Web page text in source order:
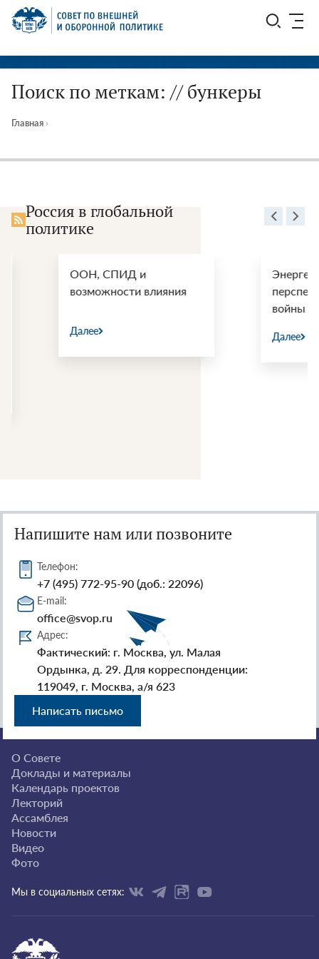
Перейти
СВОП
Поиск по меткам: // бункеры
Главная ›
Россия в глобальной
политике
ООН, СПИД и
возможности влияния
Энергетические
перспективы
войны США и
Напишите нам или позвоните
Телефон:
+7 (495) 772-95-90 (доб.: 22096)
E-mail:
office@svop.ru
Адрес:
Фактический: г. Москва, ул. Малая
Ордынка, д. 29. Для корреспонденции:
119049, г. Москва, а/я 623
Написать письмо
О Совете
Доклады и материалы
Календарь проектов
Лекторий
Ассамблея
Новости
Видео
Фото
Мы в социальных сетях: